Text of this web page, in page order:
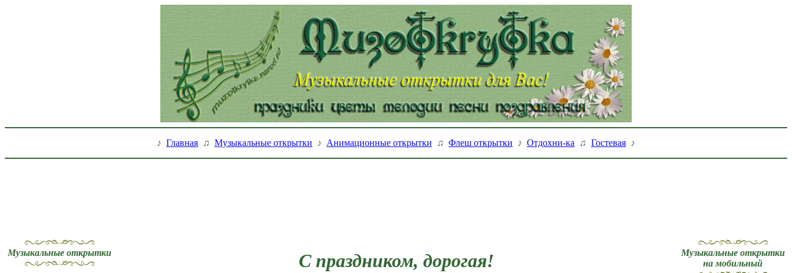
♪ Главная ♫ Музыкальные открытки ♪ Анимационные открытки ♫ Флеш открытки ♪ Отдохни-ка ♫ Гостевая ♪
Музыкальные открытки
Музыкальные открытки
на мобильный
С праздником, дорогая!